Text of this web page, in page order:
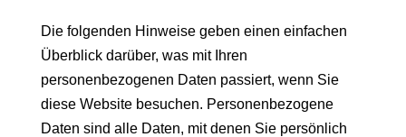
Die folgenden Hinweise geben einen einfachen
Überblick darüber, was mit Ihren
personenbezogenen Daten passiert, wenn Sie
diese Website besuchen. Personenbezogene
Daten sind alle Daten, mit denen Sie persönlich